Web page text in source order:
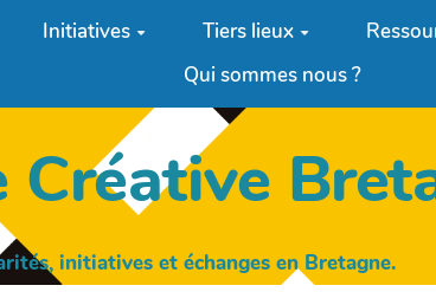
Initiatives Tiers lieux
Qui sommes nous ?
Créative
initiatives et échanges en Bretagne.